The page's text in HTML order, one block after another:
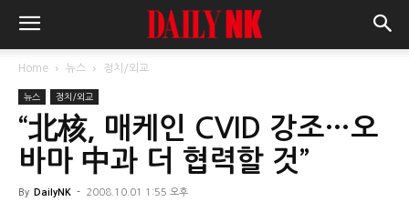
Home 뉴스 정치/외교
뉴스 정치/외교
“北核, 매케인 CVID 강조…오
바마 中과 더 협력할 것”
By DailyNK - 2008.10.01 1:55 오후